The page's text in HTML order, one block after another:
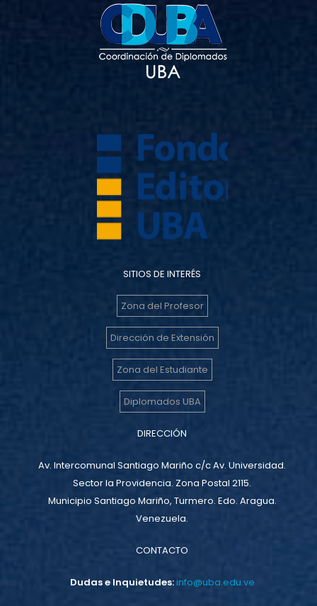
SITIOS DE INTERÉS
Zona del Profesor
Dirección de Extensión
Zona del Estudiante
Diplomados UBA
DIRECCIÓN
Av. Intercomunal Santiago Mariño c/c Av. Universidad.
Sector la Providencia. Zona Postal 2115.
Municipio Santiago Mariño, Turmero. Edo. Aragua.
Venezuela.
CONTACTO
Dudas e Inquietudes:info@uba.edu.ve